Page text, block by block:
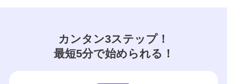
カンタン3ステップ！
最短5分で始められる！